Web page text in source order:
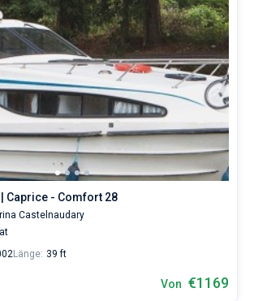
Caprice - Comfort 28
Castelnaudary
Länge: 39 ft
Von €1169